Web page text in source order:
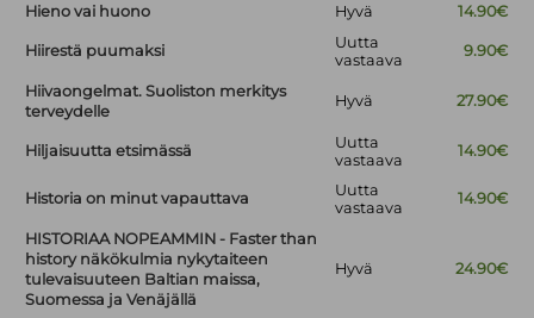
Hieno vai huono
Hyvä 14.90€
Hiirestä puumaksi
Uutta
vastaava
9.90€
Hiivaongelmat. Suoliston merkitys
terveydelle
Hyvä 27.90€
Hiljaisuutta etsimässä
Uutta
vastaava
14.90€
Historia on minut vapauttava
Uutta
vastaava
14.90€
HISTORIAA NOPEAMMIN - Faster than
history näkökulmia nykytaiteen
tulevaisuuteen Baltian maissa,
Suomessa ja Venäjällä
Hyvä 24.90€